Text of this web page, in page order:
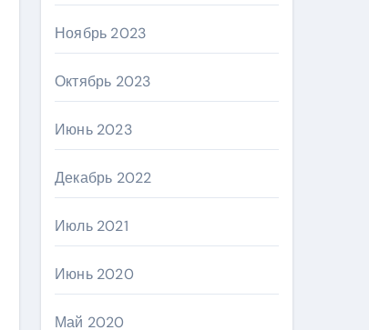
Ноябрь 2023
Октябрь 2023
Июнь 2023
Декабрь 2022
Июль 2021
Июнь 2020
Май 2020